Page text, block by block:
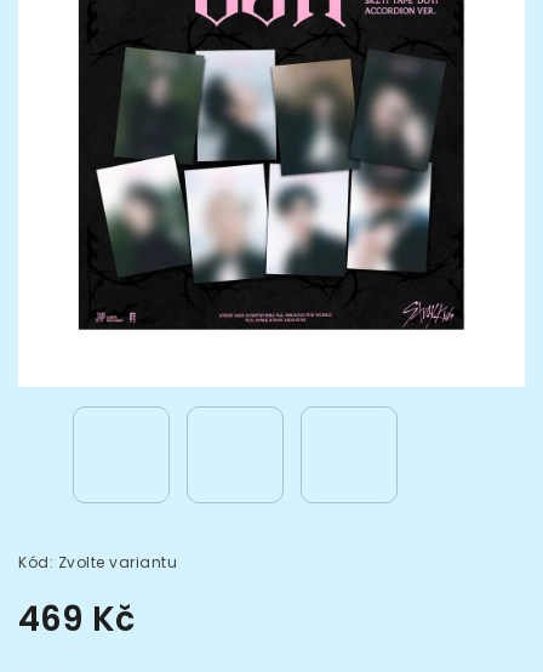
Kód: Zvolte variantu
469 Kč